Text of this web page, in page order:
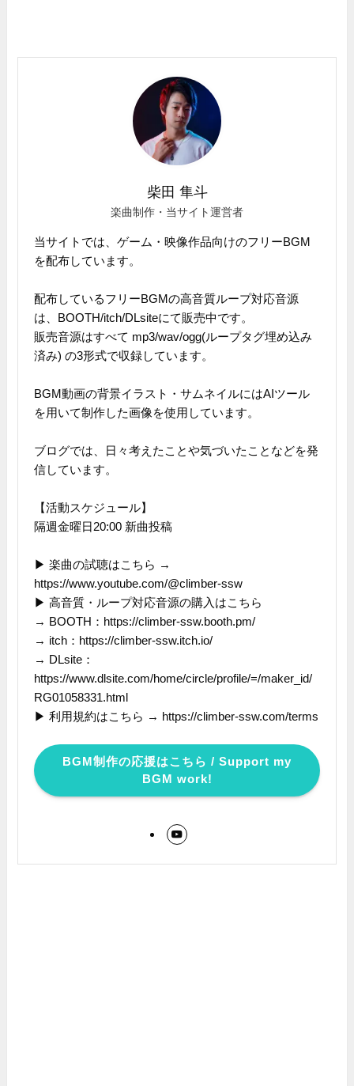
柴田 隼斗
楽曲制作・当サイト運営者
当サイトでは、ゲーム・映像作品向けのフリーBGM
を配布しています。
配布しているフリーBGMの高音質ループ対応音源
は、BOOTH/itch/DLsiteにて販売中です。
販売音源はすべて mp3/wav/ogg(ループタグ埋め込み
済み) の3形式で収録しています。
BGM動画の背景イラスト・サムネイルにはAIツール
を用いて制作した画像を使用しています。
ブログでは、日々考えたことや気づいたことなどを発
信しています。
【活動スケジュール】
隔週金曜日20:00 新曲投稿
▶ 楽曲の試聴はこちら →
https://www.youtube.com/@climber-ssw
▶ 高音質・ループ対応音源の購入はこちら
→ BOOTH：https://climber-ssw.booth.pm/
→ itch：https://climber-ssw.itch.io/
→ DLsite：
https://www.dlsite.com/home/circle/profile/=/maker_id/
RG01058331.html
▶ 利用規約はこちら → https://climber-ssw.com/terms
BGM制作の応援はこちら / Support my
BGM work!